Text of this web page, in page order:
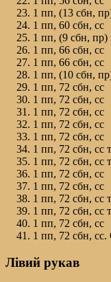
1 пп, (13 сбн,
1 пп, 60 сбн, сс
1 пп, (9 сбн, пр)
1 пп, 66 сбн, сс
1 пп, 66 сбн, сс
1 пп, (10 сбн,
1 пп, 72 сбн, сс
1 пп, 72 сбн, сс
1 пп, 72 сбн, сс
1 пп, 72 сбн, сс
1 пп, 72 сбн, сс
1 пп, 72 сбн, сс
1 пп, 72 сбн, сс
1 пп, 72 сбн, сс
1 пп, 72 сбн, сс
1 пп, 72 сбн, сс
1 пп, 72 сбн, сс
1 пп, 72 сбн, сс
1 пп, 72 сбн, сс.
Лівий рукав